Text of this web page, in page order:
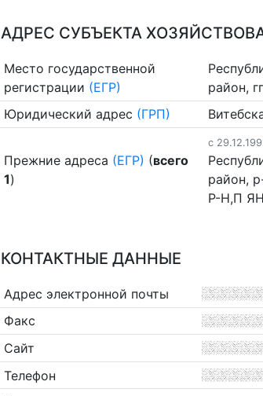
АДРЕС СУБЪЕКТА
Место государственной
регистрации (ЕГР)
район,
Юридический адрес (ГРП)
Прежние адреса (ЕГР) (всего
1)
c
район,
Р-Н,П
КОНТАКТНЫЕ ДАННЫЕ
Адрес электронной почты
Факс
Сайт
Телефон